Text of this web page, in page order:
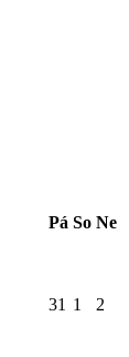
Pá So Ne
31 1 2